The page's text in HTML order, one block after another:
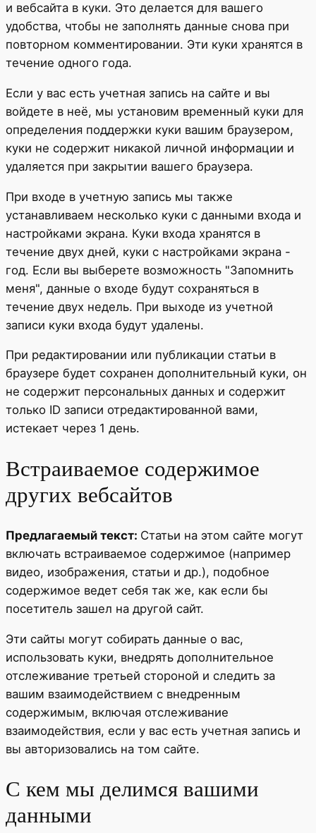
и вебсайта в куки. Это делается для вашего
удобства, чтобы не заполнять данные снова при
повторном комментировании. Эти куки хранятся в
течение одного года.
Если у вас есть учетная запись на сайте и вы
войдете в неё, мы установим временный куки для
определения поддержки куки вашим браузером,
куки не содержит никакой личной информации и
удаляется при закрытии вашего браузера.
При входе в учетную запись мы также
устанавливаем несколько куки с данными входа и
настройками экрана. Куки входа хранятся в
течение двух дней, куки с настройками экрана -
год. Если вы выберете возможность "Запомнить
меня", данные о входе будут сохраняться в
течение двух недель. При выходе из учетной
записи куки входа будут удалены.
При редактировании или публикации статьи в
браузере будет сохранен дополнительный куки, он
не содержит персональных данных и содержит
только ID записи отредактированной вами,
истекает через 1 день.
Встраиваемое содержимое
других вебсайтов
Предлагаемый текст: Статьи на этом сайте могут
включать встраиваемое содержимое (например
видео, изображения, статьи и др.), подобное
содержимое ведет себя так же, как если бы
посетитель зашел на другой сайт.
Эти сайты могут собирать данные о вас,
использовать куки, внедрять дополнительное
отслеживание третьей стороной и следить за
вашим взаимодействием с внедренным
содержимым, включая отслеживание
взаимодействия, если у вас есть учетная запись и
вы авторизовались на том сайте.
С кем мы делимся вашими
данными